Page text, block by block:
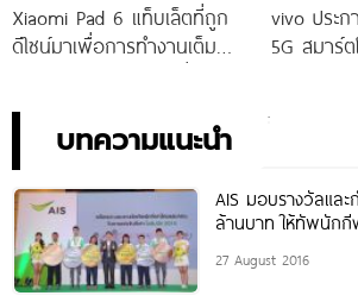
Xiaomi Pad 6 แท็บเล็ตที่ถูก
ดีไซน์มาเพื่อการทำงานเต็ม
vivo ประ
5G สมาร์
บทความแนะนำ
AIS มอบรางวัลแล
ล้านบาท ให้ทัพนักกี
27 August 2016